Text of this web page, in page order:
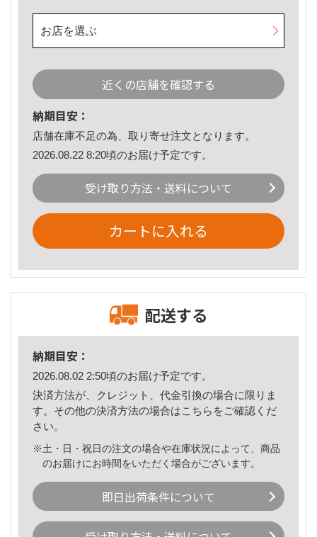
お店を選ぶ
近くの店舗を確認する
納期目安：
店舗在庫不足の為、取り寄せ注文となります。
2026.08.22 8:20頃のお届け予定です。
受け取り方法・送料について
カートに入れる
配送する
納期目安：
2026.08.02 2:50頃のお届け予定です。
決済方法が、クレジット、代金引換の場合に限りま
す。その他の決済方法の場合はこちら をご確認くだ
さい。
※土・日・祝日の注文の場合や在庫状況によって、商品
のお届けにお時間をいただく場合がございます。
即日出荷条件について